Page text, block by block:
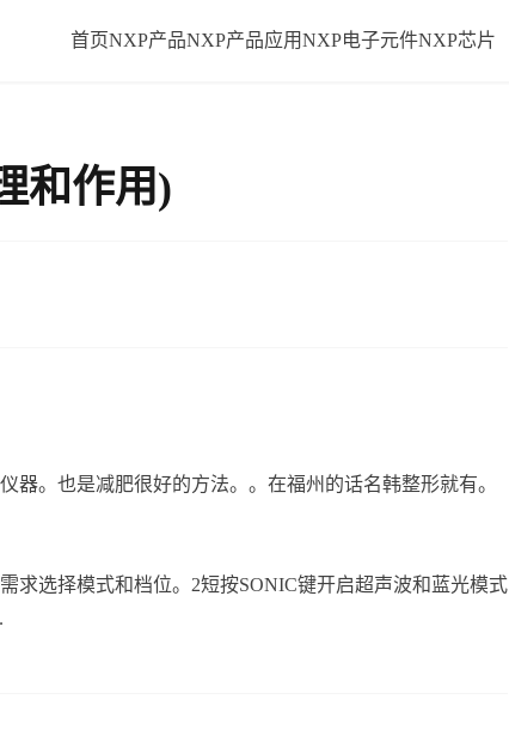
首页NXP产品NXP产品应用NXP电子元件NXP芯片
和作用)
器。也是减肥很好的方法。。在福州的话名韩整形就有。
求选择模式和档位。2短按SONIC键开启超声波和蓝光模式